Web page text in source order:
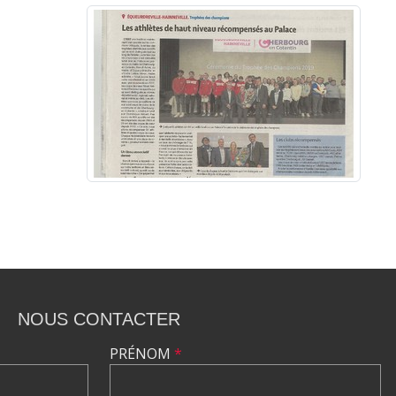
NOUS CONTACTER
PRÉNOM *